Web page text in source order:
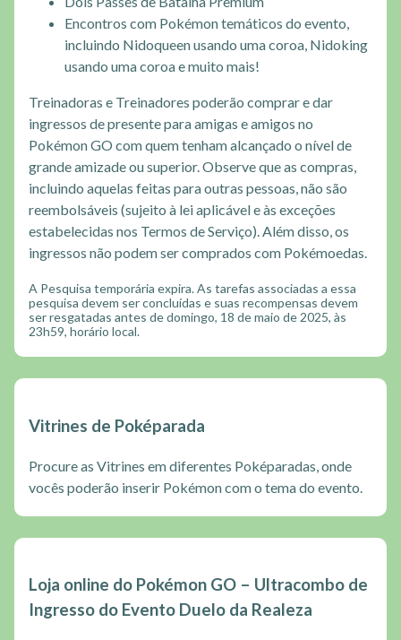
Encontros com Pokémon temáticos do evento,
incluindo Nidoqueen usando uma coroa, Nidoking
usando uma coroa e muito mais!
Treinadoras e Treinadores poderão comprar e dar
ingressos de presente para amigas e amigos no
Pokémon GO com quem tenham alcançado o nível de
grande amizade ou superior. Observe que as compras,
incluindo aquelas feitas para outras pessoas, não são
reembolsáveis (sujeito à lei aplicável e às exceções
estabelecidas nos Termos de Serviço). Além disso, os
ingressos não podem ser comprados com Pokémoedas.
A Pesquisa temporária expira. As tarefas associadas a essa
pesquisa devem ser concluídas e suas recompensas devem
ser resgatadas antes de domingo, 18 de maio de 2025, às
23h59, horário local.
Vitrines de Poképarada
Procure as Vitrines em diferentes Poképaradas, onde
vocês poderão inserir Pokémon com o tema do evento.
Loja online do Pokémon GO – Ultracombo de
Ingresso do Evento Duelo da Realeza